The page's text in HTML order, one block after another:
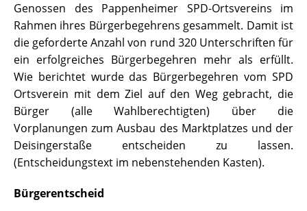
Genossen des Pappenheimer SPD-Ortsvereins im
Rahmen ihres Bürgerbegehrens gesammelt. Damit ist
die geforderte Anzahl von rund 320 Unterschriften für
ein erfolgreiches Bürgerbegehren mehr als erfüllt.
Wie berichtet wurde das Bürgerbegehren vom SPD
Ortsverein mit dem Ziel auf den Weg gebracht, die
Bürger (alle Wahlberechtigten) über die
Vorplanungen zum Ausbau des Marktplatzes und der
Deisingerstaße entscheiden zu lassen.
(Entscheidungstext im nebenstehenden Kasten).
Bürgerentscheid